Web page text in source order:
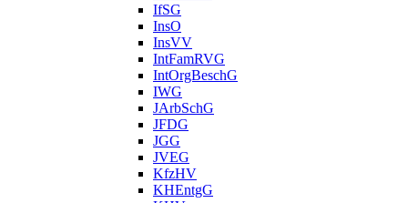
IfSG
InsO
InsVV
IntFamRVG
IntOrgBeschG
IWG
JArbSchG
JFDG
JGG
JVEG
KfzHV
KHEntgG